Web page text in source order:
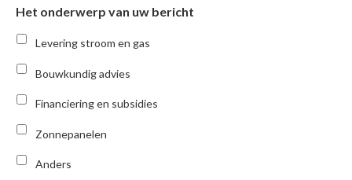
Het onderwerp van uw bericht
Levering stroom en gas
Bouwkundig advies
Financiering en subsidies
Zonnepanelen
Anders